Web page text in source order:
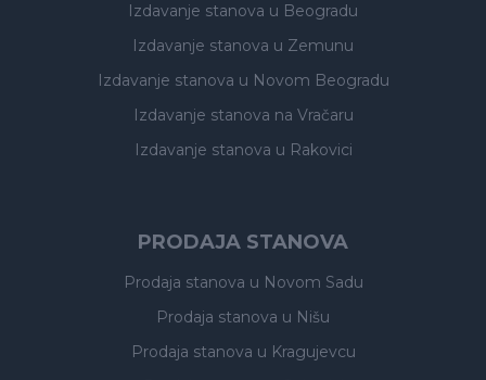
Izdavanje stanova u Beogradu
Izdavanje stanova u Zemunu
Izdavanje stanova u Novom Beogradu
Izdavanje stanova na Vračaru
Izdavanje stanova u Rakovici
PRODAJA STANOVA
Prodaja stanova u Novom Sadu
Prodaja stanova u Nišu
Prodaja stanova u Kragujevcu